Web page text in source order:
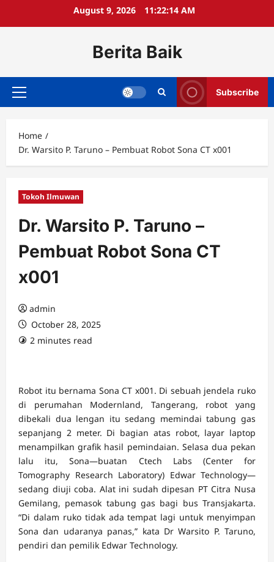
August 9, 2026 11:22:14 AM
Berita Baik
Primary
Subscribe
Home
Dr. Warsito P. Taruno – Pembuat Robot Sona CT x001
Tokoh Ilmuwan
Dr. Warsito P. Taruno –
Pembuat Robot Sona CT
x001
admin
October 28, 2025
2 minutes read
Robot itu bernama Sona CT x001. Di sebuah jendela ruko
di perumahan Modernland, Tangerang, robot yang
dibekali dua lengan itu sedang memindai tabung gas
sepanjang 2 meter. Di bagian atas robot, layar laptop
menampilkan grafik hasil pemindaian. Selasa dua pekan
lalu itu, Sona—buatan Ctech Labs (Center for
Tomography Research Laboratory) Edwar Technology—
sedang diuji coba. Alat ini sudah dipesan PT Citra Nusa
Gemilang, pemasok tabung gas bagi bus Transjakarta.
“Di dalam ruko tidak ada tempat lagi untuk menyimpan
Sona dan udaranya panas,” kata Dr Warsito P. Taruno,
pendiri dan pemilik Edwar Technology.